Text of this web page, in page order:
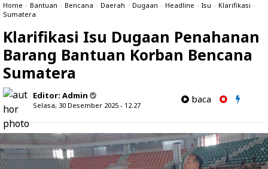
Home » Bantuan » Bencana » Daerah » Dugaan » Headline » Isu » Klarifikasi »
Sumatera
Klarifikasi Isu Dugaan Penahanan
Barang Bantuan Korban Bencana
Sumatera
Editor: Admin
Selasa, 30 Desember 2025 - 12.27
baca